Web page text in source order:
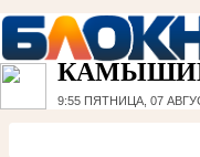
9:55 ПЯТНИЦА, 07